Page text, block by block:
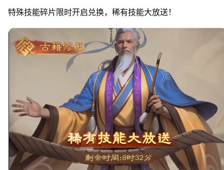
特殊技能碎片限时开启兑换，稀有技能大放送！